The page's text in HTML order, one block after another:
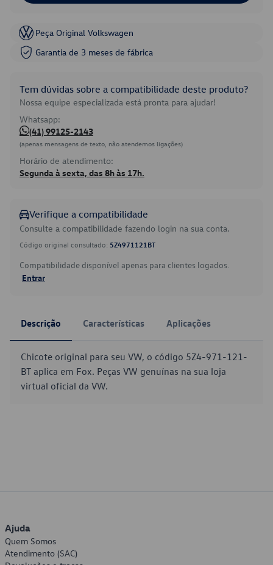
Peça Original Volkswagen
Garantia de 3 meses de fábrica
Tem dúvidas sobre a compatibilidade deste produto?
Nossa equipe especializada está pronta para ajudar!
Whatsapp:
(41) 99125-2143
(apenas mensagens de texto, não atendemos ligações)
Horário de atendimento:
Segunda à sexta, das 8h às 17h.
Verifique a compatibilidade
Consulte a compatibilidade fazendo login na sua conta.
Código original consultado: 5Z4971121BT
Compatibilidade disponível apenas para clientes logados.
Entrar
Descrição Características Aplicações
Chicote original para seu VW, o código 5Z4-971-121-
BT aplica em Fox. Peças VW genuínas na sua loja
virtual oficial da VW.
Ajuda
Quem Somos
Atendimento (SAC)